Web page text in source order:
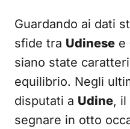
Guardando ai dati
sfide tra Udinese e
siano state
equilibrio. Negli
disputati a Udine, il
segnare in otto